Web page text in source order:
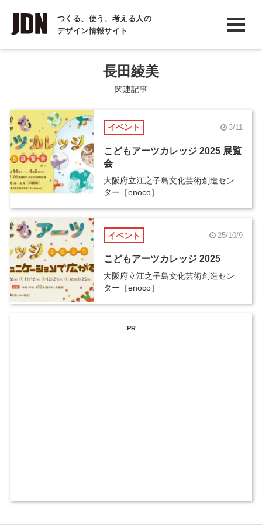
つくる、使う、考える人の
デザイン情報サイト
INTERVIEW
インタビュー
COLUMN
コラム
長田綾美
関連記事
イベント 3/11
こどもアーツカレッジ 2025 展覧
会
大阪府立江之子島文化芸術創造セン
ター［enoco］
イベント 25/10/9
こどもアーツカレッジ 2025
大阪府立江之子島文化芸術創造セン
ター［enoco］
PR